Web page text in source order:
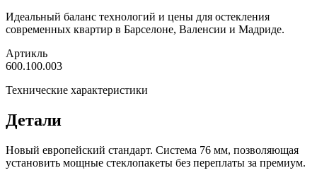
Идеальный баланс технологий и цены для остекления
современных квартир в Барселоне, Валенсии и Мадриде.
Артикль
600.100.003
Технические характеристики
Детали
Новый европейский стандарт. Система 76 мм, позволяющая
установить мощные стеклопакеты без переплаты за премиум.